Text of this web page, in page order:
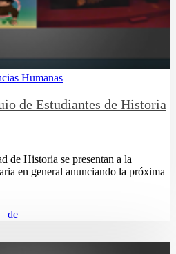
Humanas
de Estudiantes de Historia
de Historia se presentan a la
en general anunciando la próxima
de